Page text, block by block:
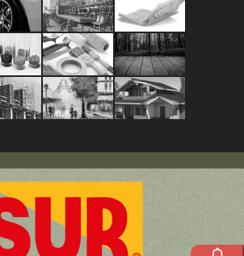
Industrial
/
Marino
y
y
División
HEA
Equipos
para
Madera
Productos
para
Artistas
Sistema
MKS